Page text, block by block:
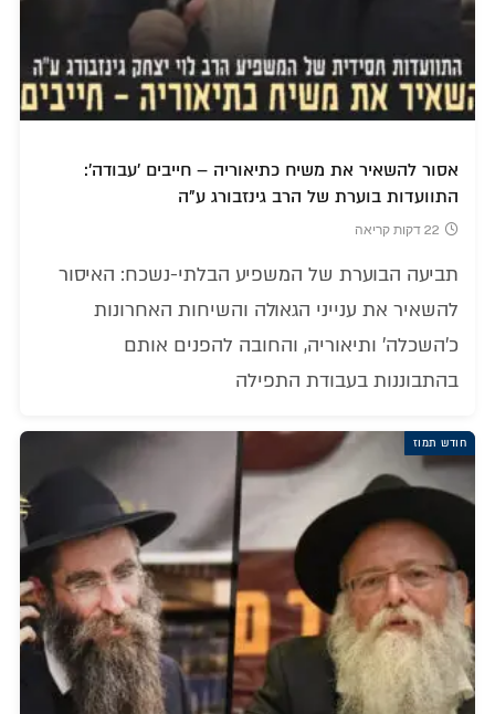
אסור להשאיר את משיח כתיאוריה – חייבים 'עבודה':
התוועדות בוערת של הרב גינזבורג ע"ה
22 דקות קריאה
תביעה הבוערת של המשפיע הבלתי-נשכח: האיסור
להשאיר את ענייני הגאולה והשיחות האחרונות
כ'השכלה' ותיאוריה, והחובה להפנים אותם
בהתבוננות בעבודת התפילה
חודש תמוז